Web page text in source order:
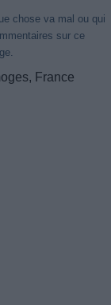
chose va mal ou qui
sur ce
France